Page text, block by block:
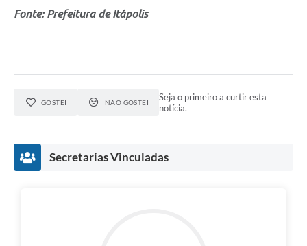
Fonte: Prefeitura de Itápolis
GOSTEI NÃO GOSTEI
Seja o primeiro a curtir esta
notícia.
Secretarias Vinculadas